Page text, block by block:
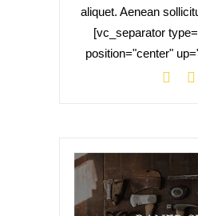
aliquet. Aenean
[vc_separator
position="center"